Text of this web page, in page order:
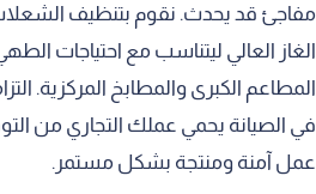
مفاجئ قد يحدث. نقوم بتنظيف
الغاز العالي ليتناسب مع احتياجات
المطاعم الكبرى والمطابخ المركزية.
في الصيانة يحمي عملك التجاري من
عمل آمنة ومنتجة بشكل مستمر.